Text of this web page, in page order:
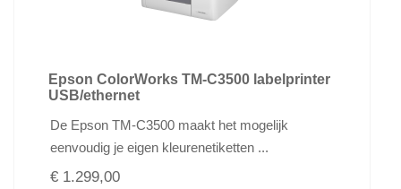
Epson ColorWorks TM-C3500 labelprinter
USB/ethernet
De Epson TM-C3500 maakt het mogelijk
eenvoudig je eigen kleurenetiketten ...
€ 1.299,00